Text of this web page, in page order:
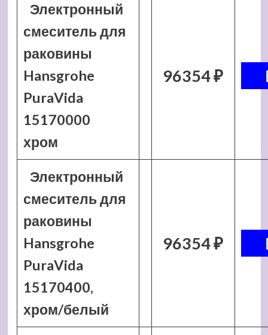
Электронный
смеситель для
раковины
Hansgrohe
PuraVida
15170000
хром
96354 ₽
Электронный
смеситель для
раковины
Hansgrohe
PuraVida
15170400,
хром/белый
96354 ₽